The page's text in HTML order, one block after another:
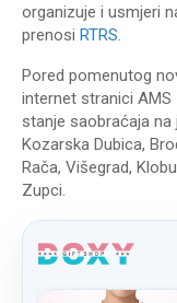
organizuje i usmjeri
prenosi RTRS.
Pored pomenutog
internet stranici
stanje saobraćaja na
Kozarska Dubica,
Rača, Višegrad,
Zupci.